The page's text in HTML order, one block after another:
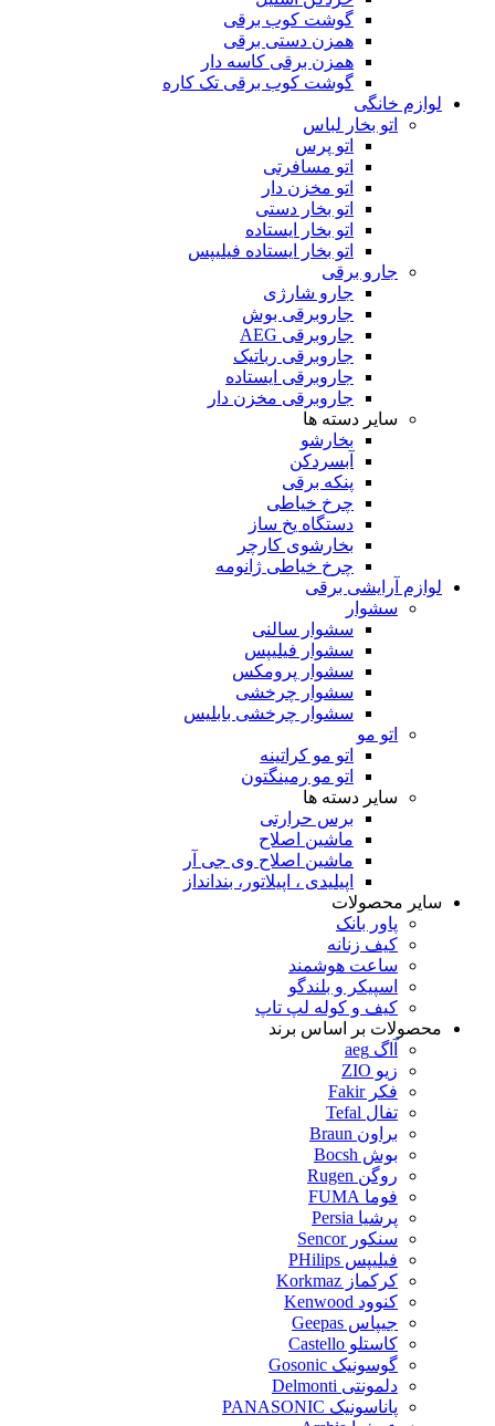
گوشت کوب برقی
همزن دستی برقی
همزن برقی کاسه دار
گوشت کوب برقی تک کاره
لوازم خانگی
اتو بخار لباس
اتو پرس
اتو مسافرتی
اتو مخزن دار
اتو بخار دستی
اتو بخار ایستاده
اتو بخار ایستاده فیلیپس
جارو برقی
جارو شارژی
جاروبرقی بوش
جاروبرقی AEG
جاروبرقی رباتیک
جاروبرقی ایستاده
جاروبرقی مخزن دار
سایر دسته ها
بخارشو
آبسردکن
پنکه برقی
چرخ خیاطی
دستگاه یخ ساز
بخارشوی کارچر
چرخ خیاطی ژانومه
لوازم آرایشی برقی
سشوار
سشوار سالنی
سشوار فیلیپس
سشوار پرومکس
سشوار چرخشی
سشوار چرخشی بابلیس
اتو مو
اتو مو کراتینه
اتو مو رمینگتون
سایر دسته ها
برس حرارتی
ماشین اصلاح
ماشین اصلاح وی جی آر
اپیلیدی ، اپیلاتور، بندانداز
سایر محصولات
پاور بانک
کیف زنانه
ساعت هوشمند
اسپیکر و بلندگو
کیف و کوله لپ تاپ
محصولات بر اساس برند
آاگ aeg
زیو ZIO
فکر Fakir
تفال Tefal
براون Braun
بوش Bocsh
روگن Rugen
فوما FUMA
پرشیا Persia
سنکور Sencor
فیلیپس PHilips
کرکماز Korkmaz
کنوود Kenwood
جیپاس Geepas
کاستلو Castello
گوسونیک Gosonic
دلمونتی Delmonti
پاناسونیک PANASONIC